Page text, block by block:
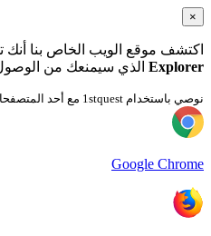
×
اكتشف موقع الويب الخاص بنا
Explorer الذي سيمنعك من
نوصي باستخدام 1stquest مع أحد المتصفحات التالية:
Google Chrome